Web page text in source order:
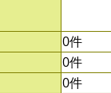
0件
0件
0件